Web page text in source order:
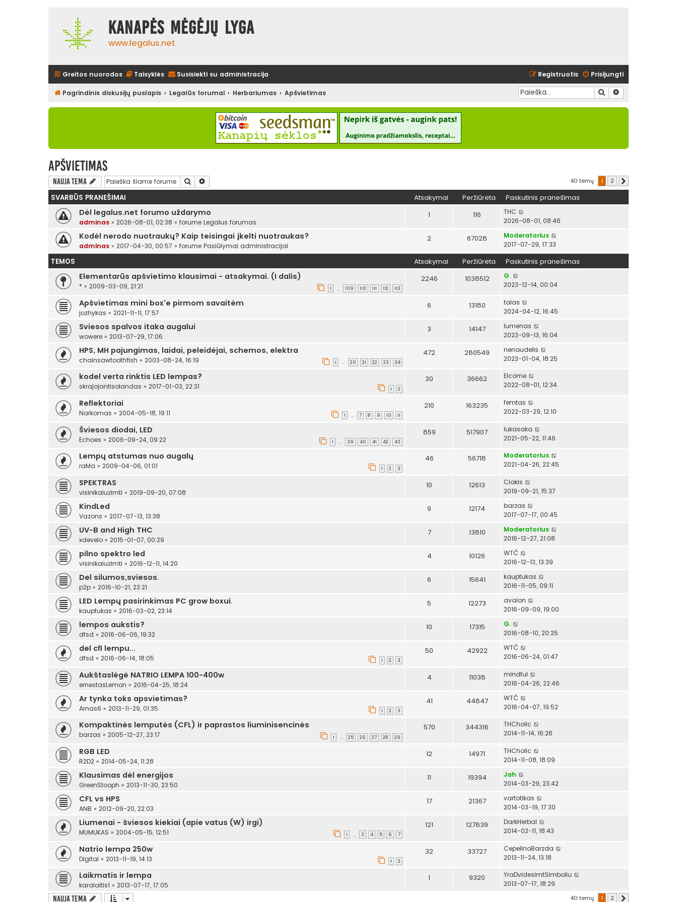
Kanapės mėgėjų lyga
www.legalus.net
Greitos nuorodos Taisyklės Susisiekti su administracija Prisijungti
Registruotis
Pagrindinis diskusijų puslapis Legalūs forumai Herbariumas Apšvietimas Ieškoti
Apšvietimas
Nauja tema Ieškoti 40 temų 1 2
SVARBŪS PRANEŠIMAI Atsakymai Peržiūrėta Paskutinis pranešimas
Dėl legalus.net forumo uždarymo
adminas » 2026-08-01, 02:38 » forume Legalus forumas
1 116
THC
2026-08-01, 08:46
Kodėl nerodo nuotraukų? Kaip teisingai įkelti nuotraukas?
adminas » 2017-04-30, 00:57 » forume Pasiūlymai administracijai
2 67028
Moderatorius
2017-07-29, 17:33
TEMOS Atsakymai Peržiūrėta Paskutinis pranešimas
Elementarūs apšvietimo klausimai - atsakymai. (I dalis)
* » 2009-03-09, 21:21 1 … 109 110 111 112 113
2246 1038512
G.
2023-12-14, 00:04
Apšvietimas mini box'e pirmom savaitėm
jozhykas » 2021-11-11, 17:57
6 13180
talas
2024-04-12, 16:45
Sviesos spalvos itaka augalui
wowere » 2013-07-29, 17:06
3 14147
lumenas
2023-09-13, 16:04
HPS, MH pajungimas, laidai, peleidėjai, schemos, elektra
chainsawtoothfish » 2003-08-24, 16:19 1 … 20 21 22 23 24
472 280549
nenaudelis
2023-01-04, 18:25
kodel verta rinktis LED lempas?
skrajojantisolandas » 2017-01-03, 22:31 1 2
30 36662
Elcome
2022-08-01, 12:34
Reflektoriai
Narkomas » 2004-05-18, 19:11 1 … 7 8 9 10 11
210 163235
femtas
2022-03-29, 12:10
Šviesos diodai, LED
Echoes » 2006-09-24, 09:22 1 … 39 40 41 42 43
859 517907
lukasaka
2021-05-22, 11:46
Lempų atstumas nuo augalų
raMa » 2009-04-06, 01:01 1 2 3
46 56718
Moderatorius
2021-04-26, 22:45
SPEKTRAS
visinikaiuzimti » 2019-09-20, 07:08
10 12613
Ciakis
2019-09-21, 15:37
KindLed
Vazons » 2017-07-13, 13:38
9 12174
barzas
2017-07-17, 00:45
UV-B and High THC
xdevelo » 2015-01-07, 00:29
7 13810
Moderatorius
2016-12-27, 21:08
pilno spektro led
visinikaiuzimti » 2016-12-11, 14:20
4 10126
WTČ
2016-12-13, 13:39
Del silumos,sviesos.
p2p » 2016-10-21, 23:21
6 15641
kauptukas
2016-11-05, 09:11
LED Lempų pasirinkimas PC grow boxui.
kauptukas » 2016-03-02, 23:14
5 12273
avalon
2016-09-09, 19:00
lempos aukstis?
dfsd » 2016-06-06, 19:32
10 17315
G.
2016-08-10, 20:25
del cfl lempu...
dfsd » 2016-06-14, 18:05 1 2 3
50 42922
WTČ
2016-06-24, 01:47
Aukštaslėgė NATRIO LEMPA 100-400w
ernestasLemon » 2016-04-25, 18:24
4 11038
mindful
2016-04-26, 22:46
Ar tynka toks apsvietimas?
Arnas6 » 2013-11-29, 01:35 1 2 3
41 44847
WTČ
2016-04-07, 19:52
Kompaktinės lemputės (CFL) ir paprastos liuminisencinės
barzas » 2005-12-27, 23:17 1 … 25 26 27 28 29
570 344316
THCholic
2014-11-14, 16:26
RGB LED
R2D2 » 2014-05-24, 11:28
12 14971
THCholic
2014-11-08, 18:09
Klausimas dėl energijos
GreenStooph » 2013-11-30, 23:50
11 19394
Jah
2014-03-29, 23:42
CFL vs HPS
ANB » 2012-09-20, 22:03
17 21367
vartotikas
2014-03-19, 17:30
Liumenai - šviesos kiekiai (apie vatus (W) irgi)
MUMUKAS » 2004-05-15, 12:51 1 … 3 4 5 6 7
121 127839
DarkHerbal
2014-02-11, 18:43
Natrio lempa 250w
Digital » 2013-11-19, 14:13 1 2
32 33727
CepelinoBarzda
2013-11-24, 13:18
Laikmatis ir lempa
karalaitis1 » 2013-07-17, 17:05
1 9320
YraDvidesimtSimboliu
2013-07-17, 18:29
Nauja tema 40 temų 1 2